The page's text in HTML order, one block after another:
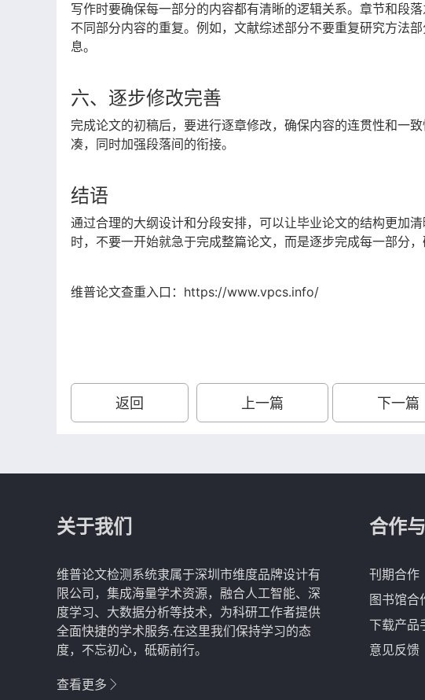
写作时要确保每一部分的内容都有清晰的逻辑关系。章节和段
不同部分内容的重复。例如，文献综述部分不要重复研究方法
息。
六、逐步修改完善
完成论文的初稿后，要进行逐章修改，确保内容的连贯性和一
凑，同时加强段落间的衔接。
结语
通过合理的大纲设计和分段安排，可以让毕业论文的结构更加
时，不要一开始就急于完成整篇论文，而是逐步完成每一部分
维普论文查重入口 ： https://www.vpcs.info/
返回 上一篇 下一篇
关于我们
维普论文检测系统隶属于深圳市维度品牌设计有
限公司，集成海量学术资源，融合人工智能、深
度学习、大数据分析等技术，为科研工作者提供
全面快捷的学术服务.在这里我们保持学习的态
度，不忘初心，砥砺前行。
查看更多
合作
刊期合作
图书馆合
下载产品
意见反馈